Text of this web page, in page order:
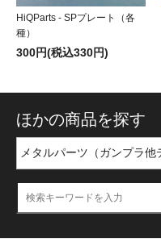
HiQParts - SPプレート（各
種）
300円(税込330円)
ほかの商品を探す